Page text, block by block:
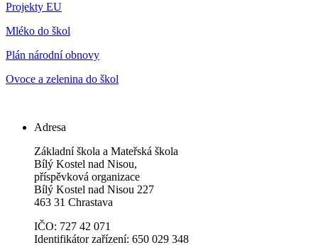
Projekty EU
Mléko do škol
Plán národní obnovy
Ovoce a zelenina do škol
Adresa
Základní škola a Mateřská škola
Bílý Kostel nad Nisou,
příspěvková organizace
Bílý Kostel nad Nisou 227
463 31 Chrastava
IČO: 727 42 071
Identifikátor zařízení: 650 029 348